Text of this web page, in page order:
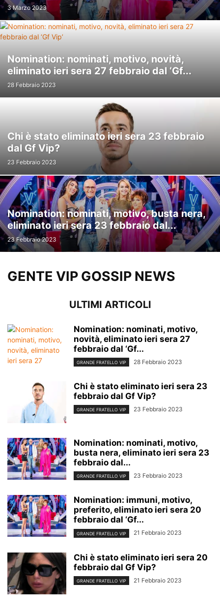
3 Marzo 2023
Nomination: nominati, motivo, novità,
eliminato ieri sera 27 febbraio dal ‘Gf...
28 Febbraio 2023
Chi è stato eliminato ieri sera 23 febbraio
dal Gf Vip?
23 Febbraio 2023
Nomination: nominati, motivo, busta nera,
eliminato ieri sera 23 febbraio dal...
23 Febbraio 2023
GENTE VIP GOSSIP NEWS
ULTIMI ARTICOLI
Nomination: nominati, motivo,
novità, eliminato ieri sera 27
febbraio dal ‘Gf...
GRANDE FRATELLO VIP 28 Febbraio 2023
Chi è stato eliminato ieri sera 23
febbraio dal Gf Vip?
GRANDE FRATELLO VIP 23 Febbraio 2023
Nomination: nominati, motivo,
busta nera, eliminato ieri sera 23
febbraio dal...
GRANDE FRATELLO VIP 23 Febbraio 2023
Nomination: immuni, motivo,
preferito, eliminato ieri sera 20
febbraio dal ‘Gf...
GRANDE FRATELLO VIP 21 Febbraio 2023
Chi è stato eliminato ieri sera 20
febbraio dal Gf Vip?
GRANDE FRATELLO VIP 21 Febbraio 2023